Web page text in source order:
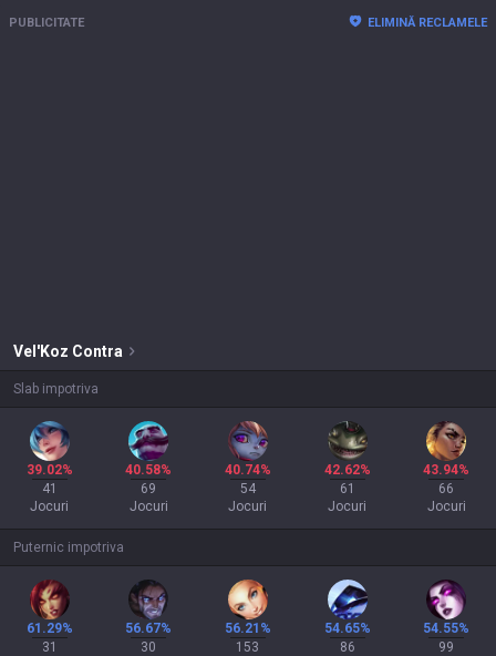
PUBLICITATE ELIMINĂ RECLAMELE
Vel'Koz Contra
Slab impotriva
39.02%
41
Jocuri
40.58%
69
Jocuri
40.74%
54
Jocuri
42.62%
61
Jocuri
43.94%
66
Jocuri
Puternic impotriva
61.29%
31
56.67%
30
56.21%
153
54.65%
86
54.55%
99